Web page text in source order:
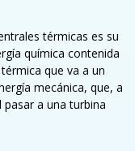
térmicas es su
química contenida
que va a un
mecánica, que, a
a una turbina